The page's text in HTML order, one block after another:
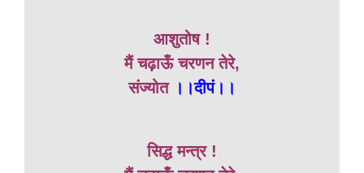
आशुतोष !
मैं चढ़ाऊँ चरणन तेरे,
संज्योत ।।दीपं।।
सिद्ध मन्त्र !